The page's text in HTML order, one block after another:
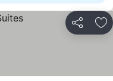
Partilhar